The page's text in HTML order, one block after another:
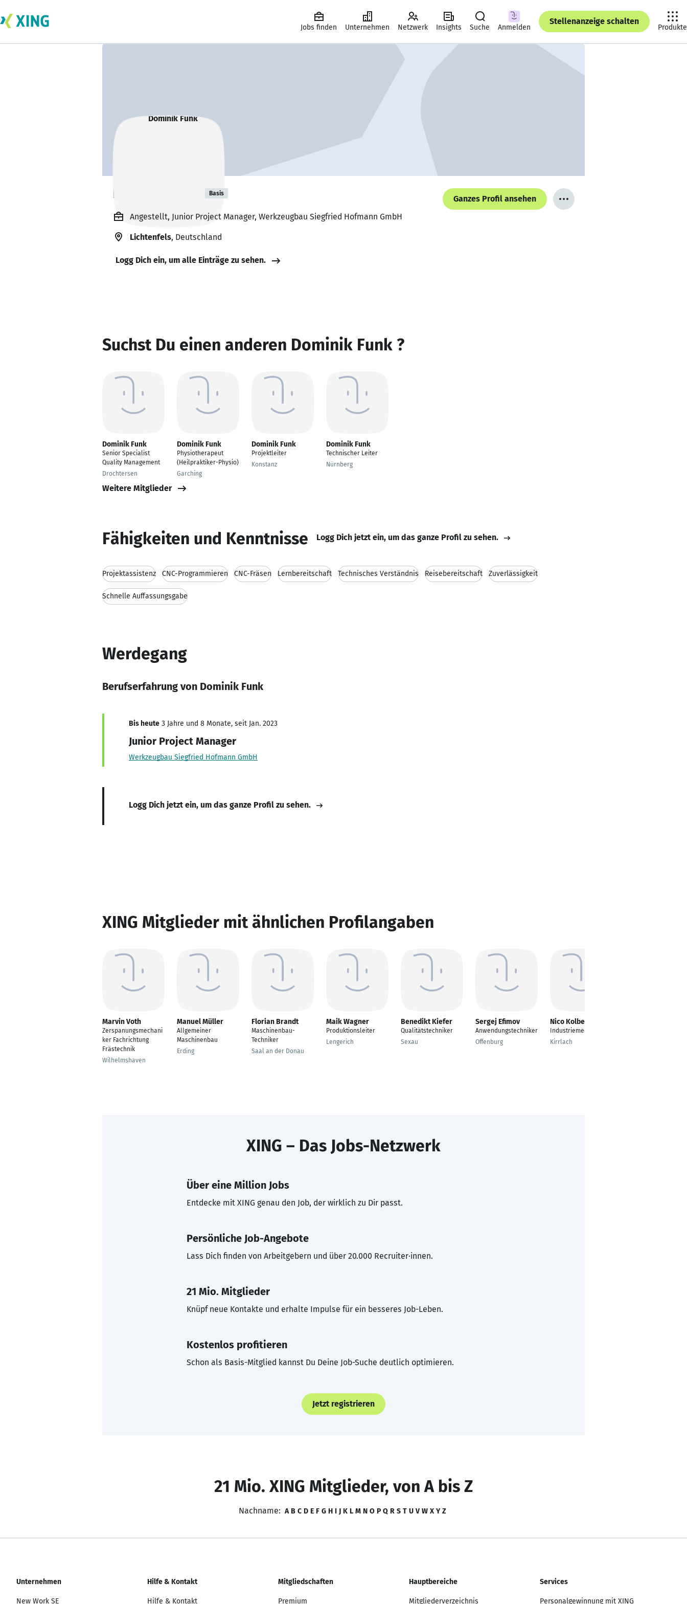
Jobs finden Unternehmen Netzwerk Insights Suche Anmelden
Stellenanzeige schalten
Produkte
Dominik Funk Basis
Ganzes Profil ansehen
Angestellt, Junior Project Manager, Werkzeugbau Siegfried Hofmann GmbH
Lichtenfels, Deutschland
Logg Dich ein, um alle Einträge zu sehen.
Suchst Du einen anderen Dominik Funk ?
Dominik Funk
Senior Specialist
Quality Management
Drochtersen
Dominik Funk
Physiotherapeut
(Heilpraktiker-Physio)
Garching
Dominik Funk
Projektleiter
Konstanz
Dominik Funk
Technischer Leiter
Nürnberg
Weitere Mitglieder
Fähigkeiten und Kenntnisse Logg Dich jetzt ein, um das ganze Profil zu sehen.
Projektassistenz CNC-Programmieren CNC-Fräsen Lernbereitschaft Technisches Verständnis Reisebereitschaft Zuverlässigkeit
Schnelle Auffassungsgabe
Werdegang
Berufserfahrung von Dominik Funk
Bis heute 3 Jahre und 8 Monate, seit Jan. 2023
Junior Project Manager
Werkzeugbau Siegfried Hofmann GmbH
Logg Dich jetzt ein, um das ganze Profil zu sehen.
XING Mitglieder mit ähnlichen Profilangaben
Marvin Voth
Zerspanungsmechani
ker Fachrichtung
Frästechnik
Wilhelmshaven
Manuel Müller
Allgemeiner
Maschinenbau
Erding
Florian Brandt
Maschinenbau-
Techniker
Saal an der Donau
Maik Wagner
Produktionsleiter
Lengerich
Benedikt Kiefer
Qualitätstechniker
Sexau
Sergej Efimov
Anwendungstechniker
Offenburg
Nico Kolberg
Industriemechaniker
Kirrlach
XING – Das Jobs-Netzwerk
Über eine Million Jobs
Entdecke mit XING genau den Job, der wirklich zu Dir passt.
Persönliche Job-Angebote
Lass Dich finden von Arbeitgebern und über 20.000 Recruiter·innen.
21 Mio. Mitglieder
Knüpf neue Kontakte und erhalte Impulse für ein besseres Job-Leben.
Kostenlos profitieren
Schon als Basis-Mitglied kannst Du Deine Job-Suche deutlich optimieren.
Jetzt registrieren
21 Mio. XING Mitglieder, von A bis Z
Nachname: A B C D E F G H I J K L M N O P Q R S T U V W X Y Z
Unternehmen
New Work SE
Hilfe & Kontakt
Hilfe & Kontakt
Mitgliedschaften
Premium
Hauptbereiche
Mitgliederverzeichnis
Services
Personalgewinnung mit XING